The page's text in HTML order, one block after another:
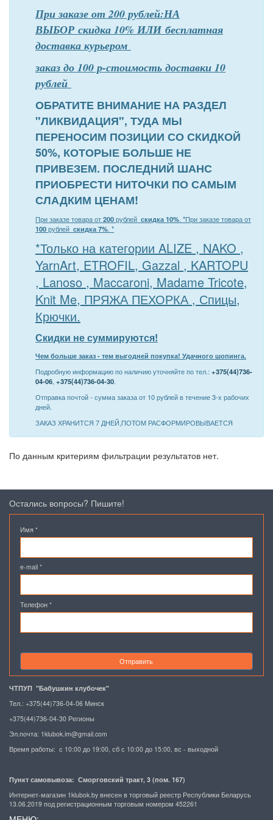
При заказе от 200 рублей:НА
ВЫБОР скидка 10% ИЛИ бесплатная
доставка курьером
заказ до 100 р-стоимость доставки 10
рублей
ОБРАТИТЕ ВНИМАНИЕ НА РАЗДЕЛ
"ЛИКВИДАЦИЯ", ТУДА МЫ
ПЕРЕНОСИМ ПОЗИЦИИ СО СКИДКОЙ
50%, КОТОРЫЕ БОЛЬШЕ НЕ
ПРИВЕЗЕМ. ПОСЛЕДНИЙ ШАНС
ПРИОБРЕСТИ НИТОЧКИ ПО САМЫМ
СЛАДКИМ ЦЕНАМ!
При заказе товара от200рублей скидка 10%. *При заказе товара от
100рублей скидка 7%. *
*Только на категории ALIZE , NAKO ,
YarnArt, ETROFIL, Gazzal , KARTOPU
, Lanoso , Maccaroni, Madame Tricote,
Knit Me, ПРЯЖА ПЕХОРКА , Спицы,
Крючки.
Скидки не суммируются!
Чем больше заказ - тем выгодней покупка! Удачного шопинга.
Подробную информацию по наличию уточняйте по тел.: +375(44)736-
04-06, +375(44)736-04-30.
Отправка почтой - сумма заказа от 10 рублей в течение 3-х рабочих
дней.
ЗАКАЗ ХРАНИТСЯ 7 ДНЕЙ,ПОТОМ РАСФОРМИРОВЫВАЕТСЯ
По данным критериям фильтрации результатов нет.
Остались вопросы? Пишите!
Имя *
e-mail *
Телефон *
Отправить
ЧТПУП "Бабушкин клубочек"
Тел.: +375(44)736-04-06 Минск
+375(44)736-04-30 Регионы
Эл.почта: 1klubok.im@gmail.com
Время работы: с 10:00 до 19:00, сб с 10:00 до 15:00, вс - выходной
Пункт самовывоза: Сморговский тракт, 3 (пом. 167)
Интернет-магазин 1klubok.by внесен в торговый реестр Республики Беларусь
13.06.2019 под регистрационным торговым номером 452261